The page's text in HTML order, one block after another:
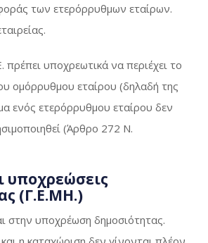
των ετερόρρυθμων εταίρων.
υποχρεωτικά να περιέχει το
ομόρρυθμου εταίρου (δηλαδή της
ενός ετερόρρυθμου εταίρου δεν
(Άρθρο 272 Ν.
υποχρεώσεις
(Γ.Ε.ΜΗ.)
στην υποχρέωση δημοσιότητας.